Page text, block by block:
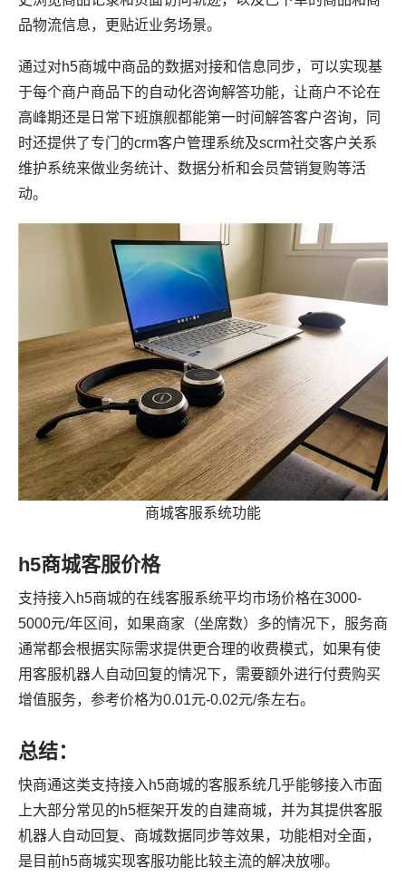
品物流信息，更贴近业务场景。
通过对h5商城中商品的数据对接和信息同步，可以实现基
于每个商户商品下的自动化咨询解答功能，让商户不论在
高峰期还是日常下班旗舰都能第一时间解答客户咨询，同
时还提供了专门的crm客户管理系统及scrm社交客户关系
维护系统来做业务统计、数据分析和会员营销复购等活
动。
商城客服系统功能
h5商城客服价格
支持接入h5商城的在线客服系统平均市场价格在3000-
5000元/年区间，如果商家（坐席数）多的情况下，服务商
通常都会根据实际需求提供更合理的收费模式，如果有使
用客服机器人自动回复的情况下，需要额外进行付费购买
增值服务，参考价格为0.01元-0.02元/条左右。
总结：
快商通这类支持接入h5商城的客服系统几乎能够接入市面
上大部分常见的h5框架开发的自建商城，并为其提供客服
机器人自动回复、商城数据同步等效果，功能相对全面，
是目前h5商城实现客服功能比较主流的解决放哪。